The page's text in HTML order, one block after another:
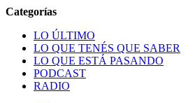
LO ÚLTIMO
LO QUE TENÉS QUE SABER
LO QUE ESTÁ PASANDO
PODCAST
RADIO